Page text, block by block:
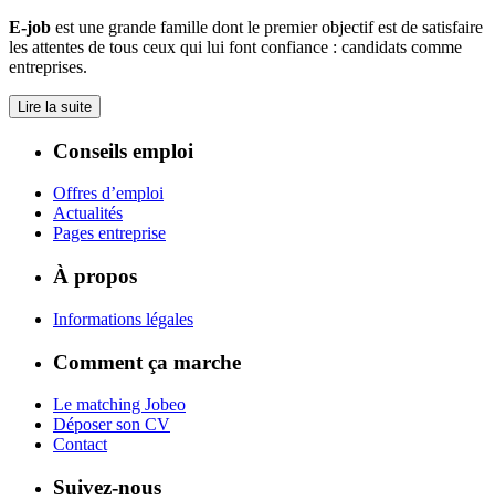
E-job est une grande famille dont le premier objectif est de satisfaire
les attentes de tous ceux qui lui font confiance : candidats comme
entreprises.
Lire la suite
Conseils emploi
Offres d’emploi
Actualités
Pages entreprise
À propos
Informations légales
Comment ça marche
Le matching Jobeo
Déposer son CV
Contact
Suivez-nous